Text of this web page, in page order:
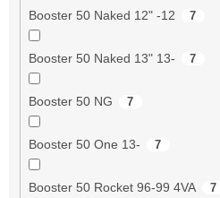
Booster 50 Naked 12" -12 7
Booster 50 Naked 13" 13- 7
Booster 50 NG 7
Booster 50 One 13- 7
Booster 50 Rocket 96-99 4VA 7